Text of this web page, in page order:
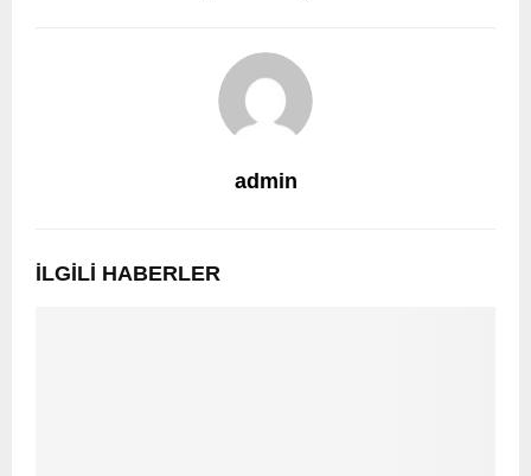
admin
İLGILI HABERLER